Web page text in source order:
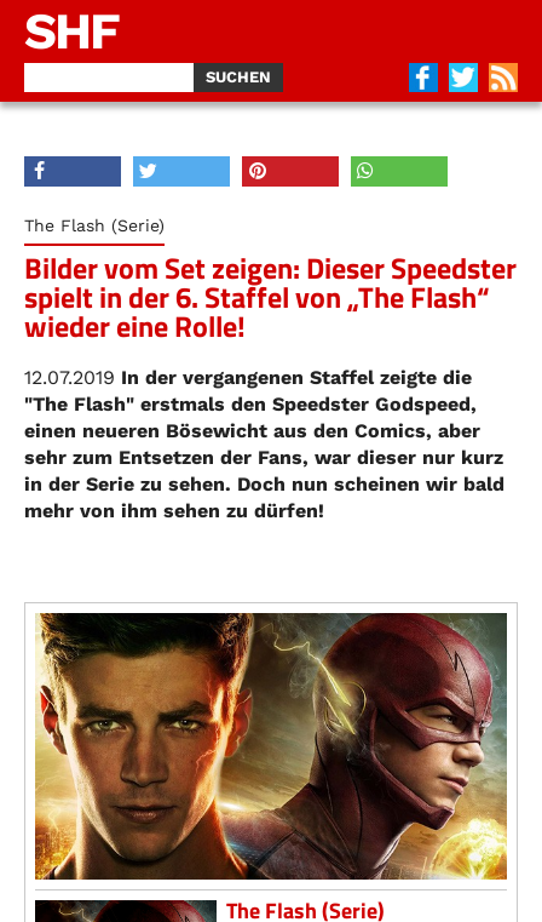
SHF
The Flash (Serie)
Bilder vom Set zeigen: Dieser Speedster
spielt in der 6. Staffel von „The Flash“
wieder eine Rolle!
12.07.2019 In der vergangenen Staffel zeigte die
"The Flash" erstmals den Speedster Godspeed,
einen neueren Bösewicht aus den Comics, aber
sehr zum Entsetzen der Fans, war dieser nur kurz
in der Serie zu sehen. Doch nun scheinen wir bald
mehr von ihm sehen zu dürfen!
The Flash (Serie)